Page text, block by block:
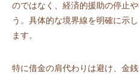
のではなく、経済的援助の停止
う。具体的な境界線を明確に示
ます。
特に借金の肩代わりは避け、金